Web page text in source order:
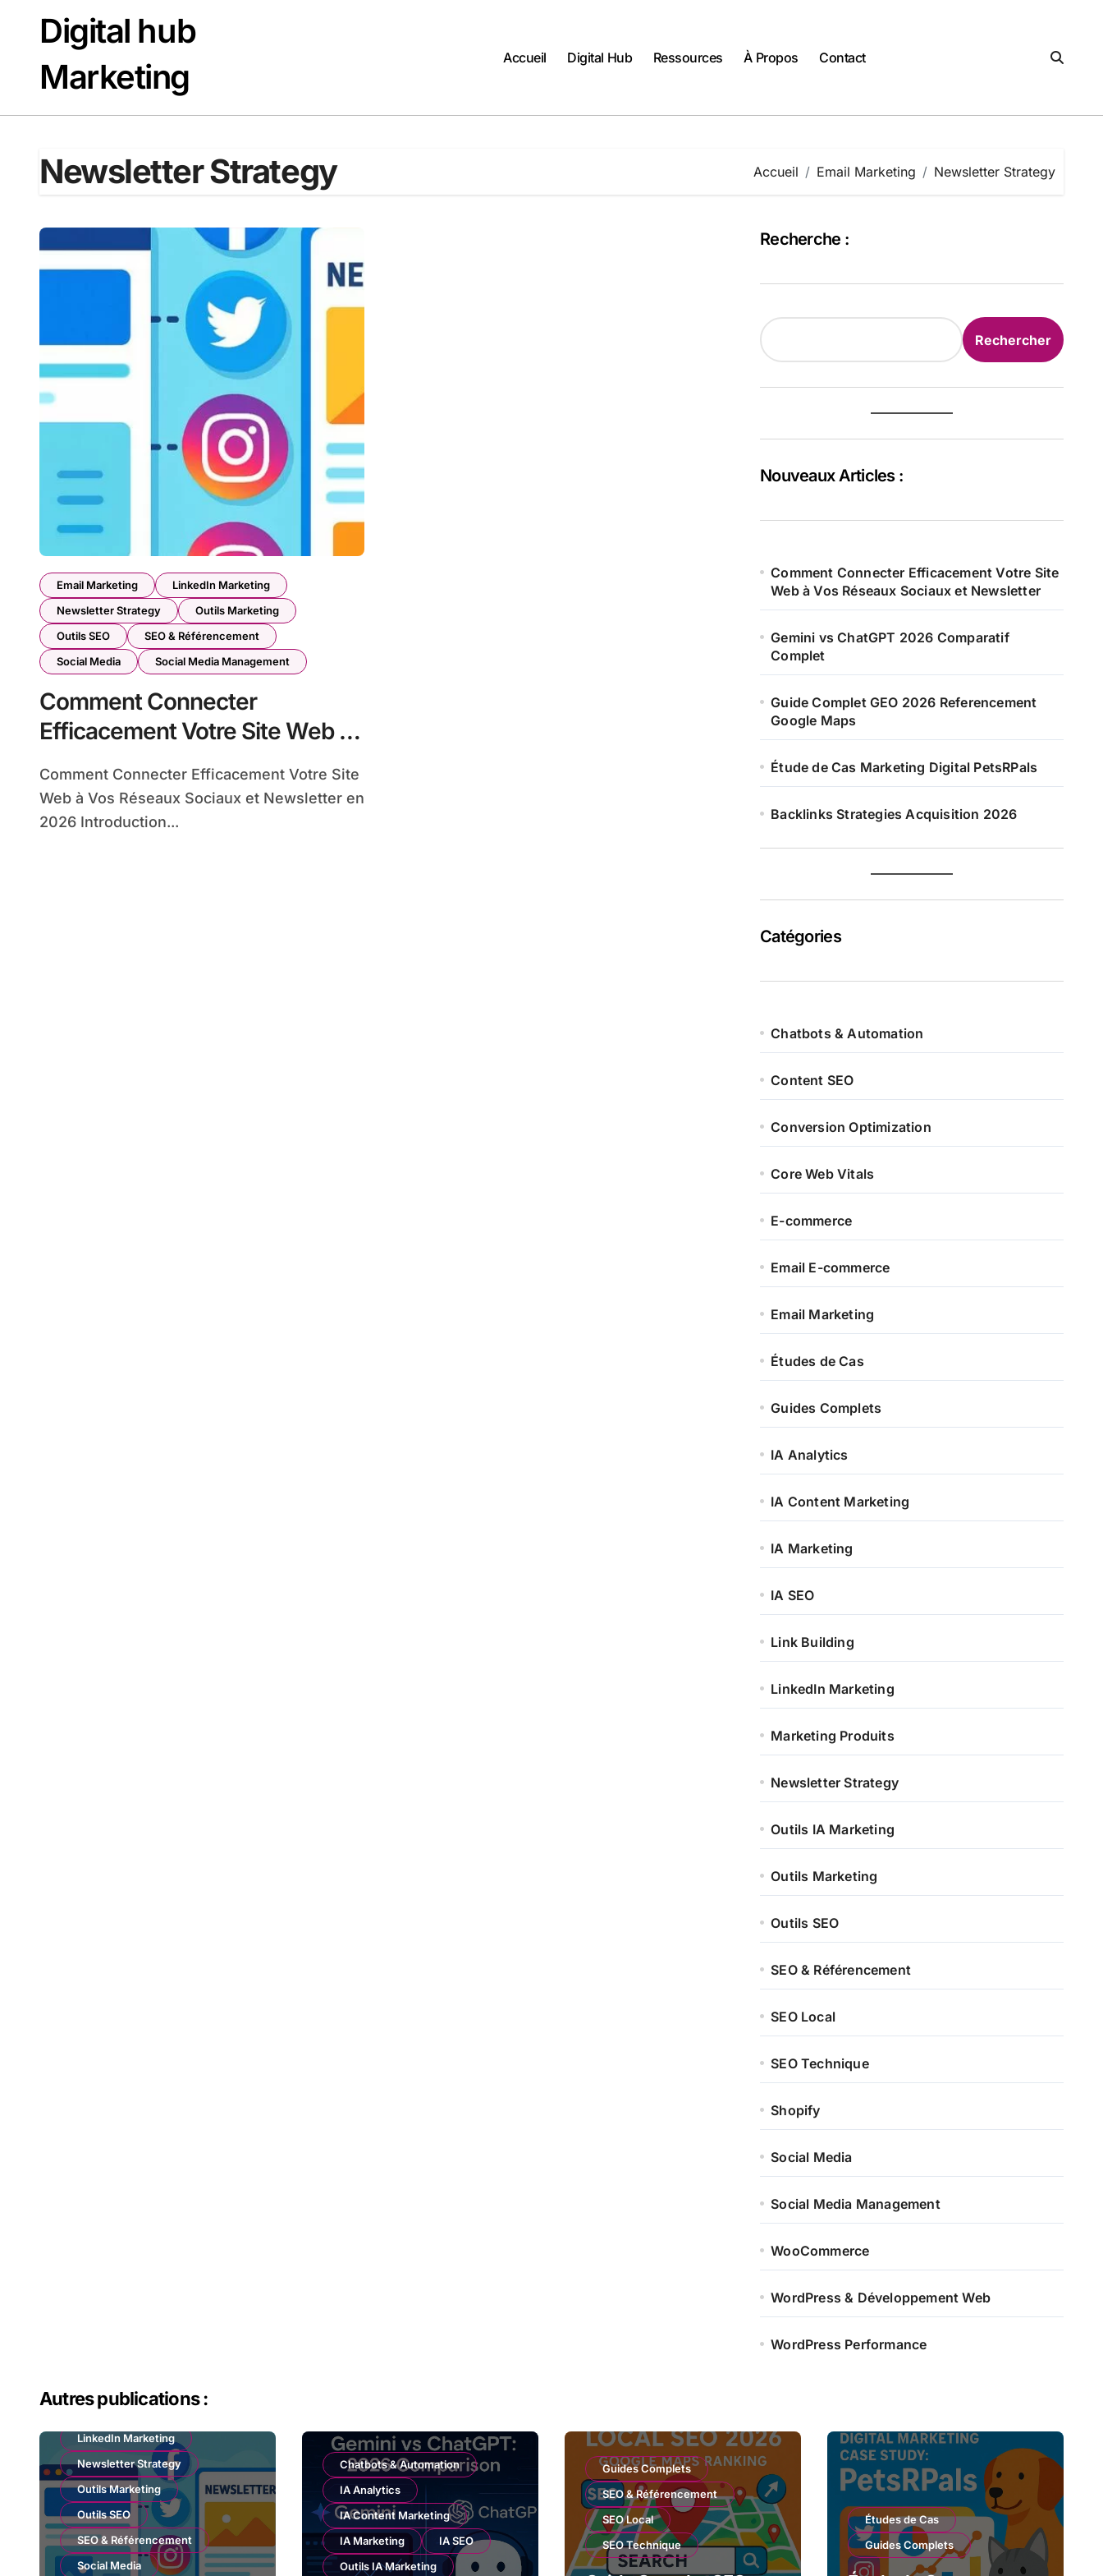
contenuDigital hub
Marketing
Accueil Digital Hub Ressources À Propos Contact
Newsletter Strategy Accueil Email Marketing Newsletter Strategy
Email Marketing
LinkedIn Marketing
Newsletter Strategy
Outils Marketing
Outils SEO
SEO & Référencement
Social Media
Social Media Management
Comment Connecter
Efficacement Votre Site Web à
Vos Réseaux Sociaux et
Newsletter
Comment Connecter Efficacement Votre Site
Web à Vos Réseaux Sociaux et Newsletter en
2026 Introduction...
Recherche :
Rechercher
Rechercher
Nouveaux Articles :
Comment Connecter Efficacement Votre Site
Web à Vos Réseaux Sociaux et Newsletter
Gemini vs ChatGPT 2026 Comparatif
Complet
Guide Complet GEO 2026 Referencement
Google Maps
Étude de Cas Marketing Digital PetsRPals
Backlinks Strategies Acquisition 2026
Catégories
Chatbots & Automation
Content SEO
Conversion Optimization
Core Web Vitals
E-commerce
Email E-commerce
Email Marketing
Études de Cas
Guides Complets
IA Analytics
IA Content Marketing
IA Marketing
IA SEO
Link Building
LinkedIn Marketing
Marketing Produits
Newsletter Strategy
Outils IA Marketing
Outils Marketing
Outils SEO
SEO & Référencement
SEO Local
SEO Technique
Shopify
Social Media
Social Media Management
WooCommerce
WordPress & Développement Web
WordPress Performance
Autres publications :
Email Marketing
LinkedIn Marketing
Newsletter Strategy
Outils Marketing
Outils SEO
SEO & Référencement
Social Media
Chatbots & Automation
IA Analytics
IA Content Marketing
IA Marketing
IA SEO
Outils IA Marketing
Guides Complets
SEO & Référencement
SEO Local
SEO Technique
Études de Cas
Guides Complets